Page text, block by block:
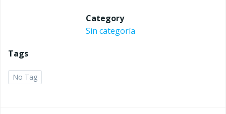
Category
Sin categoría
Tags
No Tag